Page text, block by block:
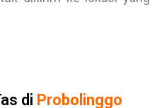
di Probolinggo